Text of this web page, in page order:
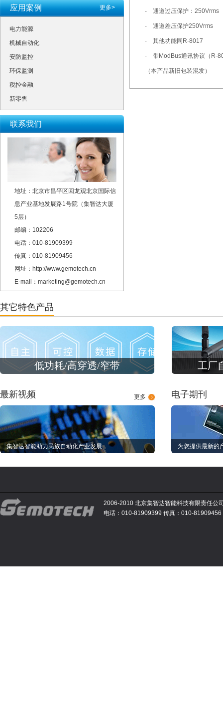
更多>
应用案例
电力能源
机械自动化
安防监控
环保监测
税控金融
新零售
联系我们
地址：北京市昌平区回龙观北京国际信
息产业基地发展路1号院（集智达大厦
5层）
邮编：102206
电话：010-81909399
传真：010-81909456
网址：http://www.gemotech.cn
E-mail：marketing@gemotech.cn
- 通道过压保护：250Vrms
- 通道差压保护250Vrms
- 其他功能同R-8017
- 带ModBus通讯协议（R-
（本产品新旧包装混发）
其它特色产品
低功耗/高穿透/窄带 工厂
更多
最新视频
集智达智能助力民族自动化产业发展
电子期刊
为您提供最新的
2006-2010 北京集智达智能科技有限责任公
电话：010-81909399 传真：010-